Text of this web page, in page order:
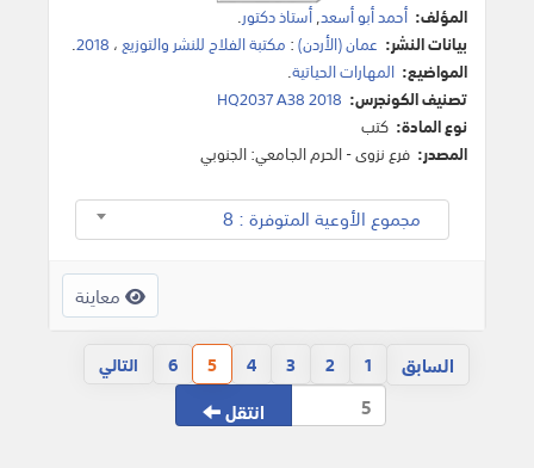
المؤلف: أحمد أبو أسعد,أستاذ دكتور.
بيانات النشر: عمان (الأردن): مكتبة الفلاح للنشر والتوزيع، 2018
.
المواضيع: المهارات الحياتية.
تصنيف الكونجرس: HQ2037 A38 2018
نوع المادة: كتب
المصدر: فرع نزوى - الحرم الجامعي: الجنوبي
مجموع الأوعية المتوفرة : 8
معاينة
السابق 1
2
3
4
5
6 التالي
انتقل